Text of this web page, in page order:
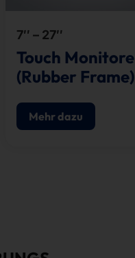
7″ – 27″
Touch Monitore
(Rubber Frame)
Mehr dazu